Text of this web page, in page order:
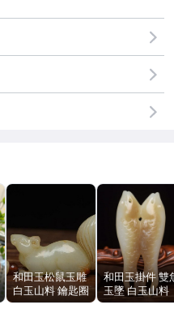
和田玉松鼠玉雕
白玉山料 鑰匙圈
吊飾 6.8cm 56g
和田玉掛件 雙
玉墜 白玉山料
文玩古玉